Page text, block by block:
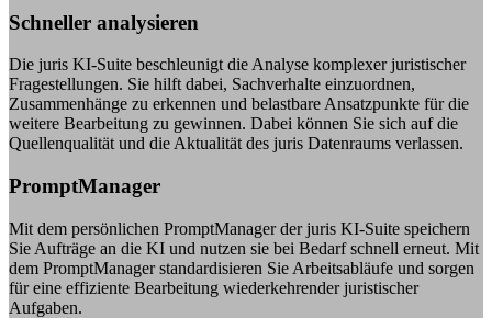
Schneller analysieren
Die juris KI-Suite beschleunigt die Analyse komplexer juristischer
Fragestellungen. Sie hilft dabei, Sachverhalte einzuordnen,
Zusammenhänge zu erkennen und belastbare Ansatzpunkte für die
weitere Bearbeitung zu gewinnen. Dabei können Sie sich auf die
Quellenqualität und die Aktualität des juris Datenraums verlassen.
PromptManager
Mit dem persönlichen PromptManager der juris KI-Suite speichern
Sie Aufträge an die KI und nutzen sie bei Bedarf schnell erneut. Mit
dem PromptManager standardisieren Sie Arbeitsabläufe und sorgen
für eine effiziente Bearbeitung wiederkehrender juristischer
Aufgaben.